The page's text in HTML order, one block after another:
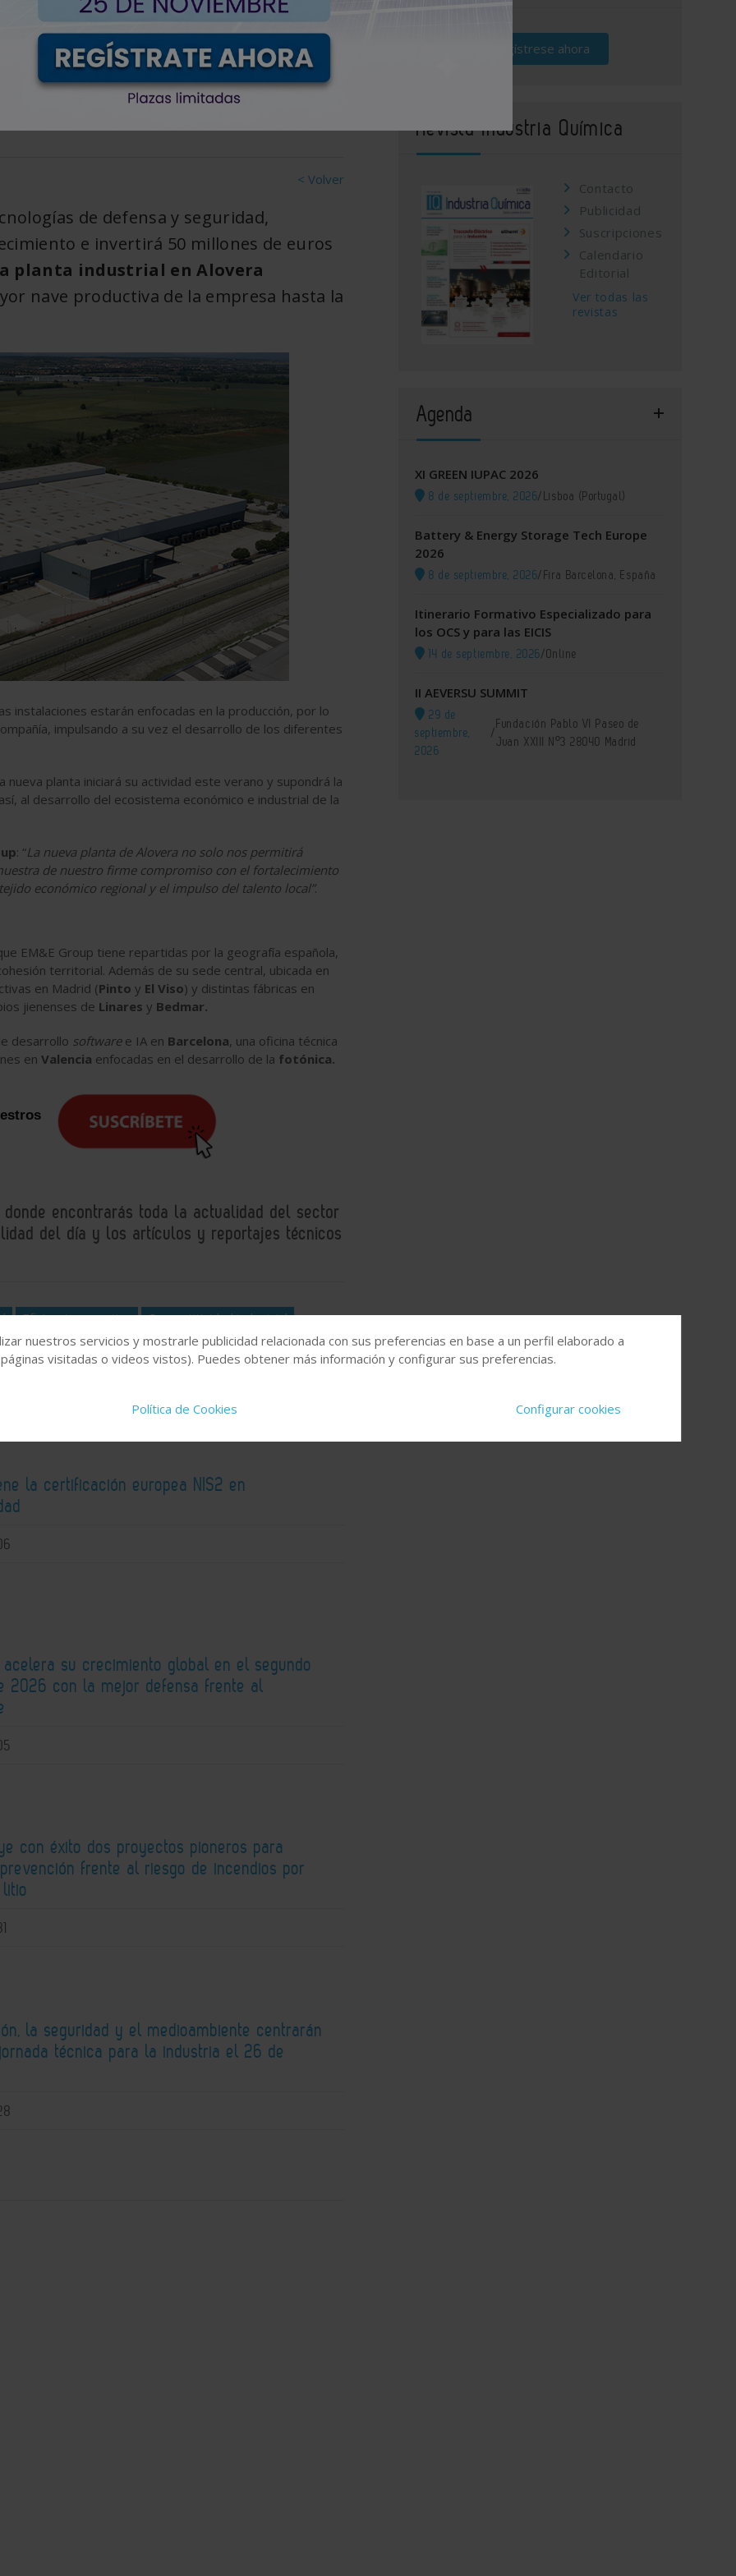
en Castilla-La
< Volver
de defensa y seguridad,
e invertirá 50 millones de euros
planta industrial en Alovera
nave productiva de la empresa hasta la
instalaciones estarán enfocadas en la producción, por lo
impulsando a su vez el desarrollo de los diferentes
planta iniciará su actividad este verano y supondrá la
al desarrollo del ecosistema económico e industrial de la
: “La nueva planta de Alovera no solo nos permitirá
de nuestro firme compromiso con el fortalecimiento
económico regional y el impulso del talento local”.
EM&E Group tiene repartidas por la geografía española,
territorial. Además de su sede central, ubicada en
en Madrid (Pinto y El Viso) y distintas fábricas en
jienenses de Linares y Bedmar.
desarrollo softwaree IA en Barcelona, una oficina técnica
en Valencia enfocadas en el desarrollo de la fotónica.
donde encontrarás toda la actualidad del sector
del día y los artículos y reportajes técnicos
Eficiencia operativa
Competitividad industrial
la certificación europea NIS2 en
acelera su crecimiento global en el segundo
2026 con la mejor defensa frente al
con éxito dos proyectos pioneros para
frente al riesgo de incendios por
la seguridad y el medioambiente centrarán
técnica para la industria el 26 de
Regístrese ahora
Revista Industria Química
Contacto
Publicidad
Suscripciones
Calendario
Editorial
Ver todas las
revistas
Agenda
XI GREEN IUPAC 2026
8 de septiembre, 2026/Lisboa (Portugal)
Battery & Energy Storage Tech Europe
2026
8 de septiembre, 2026/Fira Barcelona, España
Itinerario Formativo Especializado para
los OCS y para las EICIS
14 de septiembre, 2026/Online
II AEVERSU SUMMIT
29 de
septiembre,
2026
/
Fundación Pablo VI Paseo de
Juan XXIII Nº3 28040 Madrid
nuestros servicios y mostrarle publicidad relacionada con sus preferencias en base a un perfil elaborado a
visitadas o videos vistos). Puedes obtener más información y configurar sus preferencias.
Política de Cookies Configurar cookies